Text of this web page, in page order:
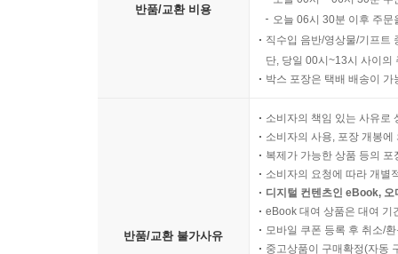
반품/교환 비용
오늘 06시 30분 이후 주
직수입 음반/영상물/기프트
단, 당일 00시~13시 사이의
박스 포장은 택배 배송이
반품/교환 불가사유
소비자의 책임 있는 사유로
소비자의 사용, 포장 개봉
복제가 가능한 상품 등의
소비자의 요청에 따라 개별
디지털 컨텐츠인 eBook,
eBook 대여 상품은 대여 기
모바일 쿠폰 등록 후 취소/
중고상품이 구매확정(자동